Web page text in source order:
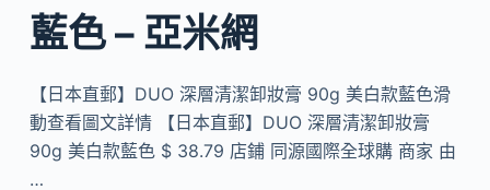
藍色 – 亞米網
【日本直郵】DUO 深層清潔卸妝膏 90g 美白款藍色滑
動查看圖文詳情 【日本直郵】DUO 深層清潔卸妝膏
90g 美白款藍色 $ 38.79 店鋪 同源國際全球購 商家 由
…